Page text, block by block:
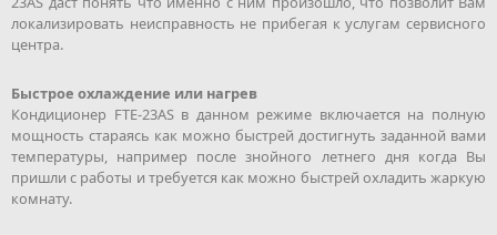
локализировать неисправность не прибегая к услугам сервисного
центра.
Быстрое охлаждение или нагрев
Кондиционер FTE-23AS в данном режиме включается на полную
мощность стараясь как можно быстрей достигнуть заданной вами
температуры, например после знойного летнего дня когда Вы
пришли с работы и требуется как можно быстрей охладить жаркую
комнату.